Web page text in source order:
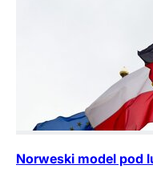
Norweski model pod